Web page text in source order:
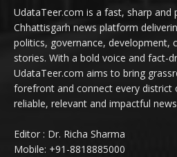
UdataTeer.com is a fast, sharp and
Chhattisgarh news platform
politics, governance, development,
stories. With a bold voice and fact-
UdataTeer.com aims to bring
forefront and connect every district
reliable, relevant and impactful
Editor : Dr. Richa Sharma
Mobile: +91-8818885000